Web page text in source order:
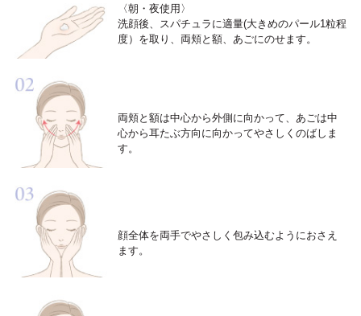
〈朝・夜使用〉
洗顔後、スパチュラに適量(大きめのパール1粒程
度）を取り、両頬と額、あごにのせます。
両頬と額は中心から外側に向かって、あごは中
心から耳たぶ方向に向かってやさしくのばしま
す。
顔全体を両手でやさしく包み込むようにおさえ
ます。